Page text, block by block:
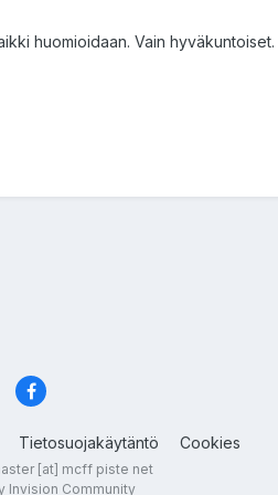
huomioidaan. Vain hyväkuntoiset.
Tietosuojakäytäntö Cookies
[at] mcff piste net
Invision Community